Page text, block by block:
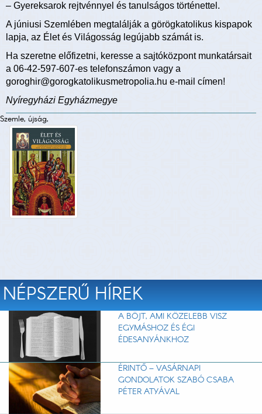
– Gyereksarok rejtvénnyel és tanulságos történettel.
A júniusi Szemlében megtalálják a görögkatolikus kispapok
lapja, az Élet és Világosság legújabb számát is.
Ha szeretne előfizetni, keresse a sajtóközpont munkatársait
a 06-42-597-607-es telefonszámon vagy a
goroghir@gorogkatolikusmetropolia.hu e-mail címen!
Nyíregyházi Egyházmegye
Szemle, újság,
NÉPSZERŰ HÍREK
A BÖJT, AMI KÖZELEBB VISZ
EGYMÁSHOZ ÉS ÉGI
ÉDESANYÁNKHOZ
ÉRINTŐ – VASÁRNAPI
GONDOLATOK SZABÓ CSABA
PÉTER ATYÁVAL